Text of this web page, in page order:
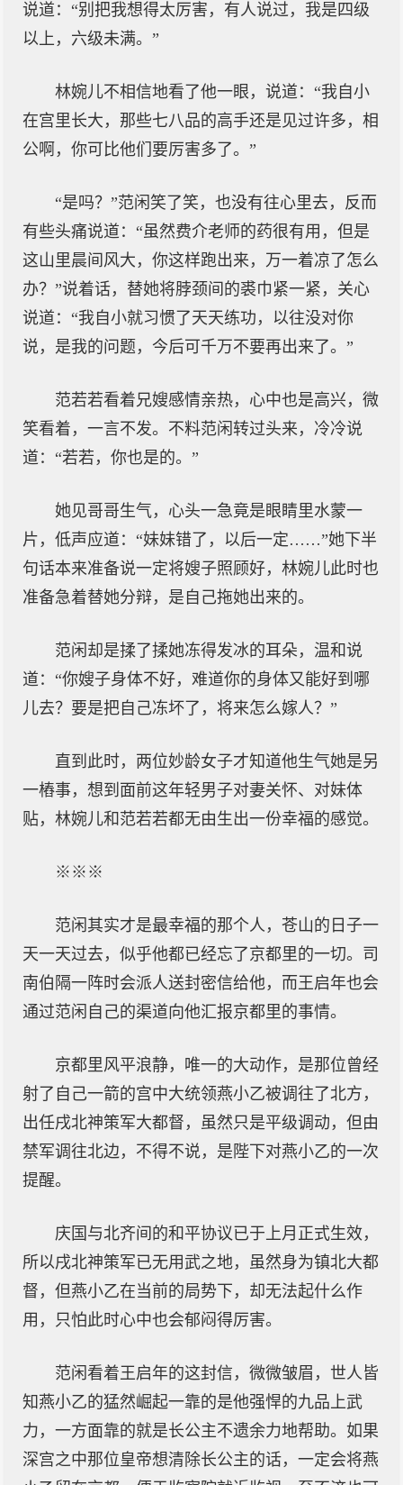
说道：“别把我想得太厉害，有人说过，我是四级
以上，六级未满。”
林婉儿不相信地看了他一眼，说道：“我自小
在宫里长大，那些七八品的高手还是见过许多，相
公啊，你可比他们要厉害多了。”
“是吗？”范闲笑了笑，也没有往心里去，反而
有些头痛说道：“虽然费介老师的药很有用，但是
这山里晨间风大，你这样跑出来，万一着凉了怎么
办？”说着话，替她将脖颈间的裘巾紧一紧，关心
说道：“我自小就习惯了天天练功，以往没对你
说，是我的问题，今后可千万不要再出来了。”
范若若看着兄嫂感情亲热，心中也是高兴，微
笑看着，一言不发。不料范闲转过头来，冷冷说
道：“若若，你也是的。”
她见哥哥生气，心头一急竟是眼睛里水蒙一
片，低声应道：“妹妹错了，以后一定……”她下半
句话本来准备说一定将嫂子照顾好，林婉儿此时也
准备急着替她分辩，是自己拖她出来的。
范闲却是揉了揉她冻得发冰的耳朵，温和说
道：“你嫂子身体不好，难道你的身体又能好到哪
儿去？要是把自己冻坏了，将来怎么嫁人？”
直到此时，两位妙龄女子才知道他生气她是另
一樁事，想到面前这年轻男子对妻关怀、对妹体
贴，林婉儿和范若若都无由生出一份幸福的感觉。
※※※
范闲其实才是最幸福的那个人，苍山的日子一
天一天过去，似乎他都已经忘了京都里的一切。司
南伯隔一阵时会派人送封密信给他，而王启年也会
通过范闲自己的渠道向他汇报京都里的事情。
京都里风平浪静，唯一的大动作，是那位曾经
射了自己一箭的宫中大统领燕小乙被调往了北方，
出任戌北神策军大都督，虽然只是平级调动，但由
禁军调往北边，不得不说，是陛下对燕小乙的一次
提醒。
庆国与北齐间的和平协议已于上月正式生效，
所以戌北神策军已无用武之地，虽然身为镇北大都
督，但燕小乙在当前的局势下，却无法起什么作
用，只怕此时心中也会郁闷得厉害。
范闲看着王启年的这封信，微微皱眉，世人皆
知燕小乙的猛然崛起一靠的是他强悍的九品上武
力，一方面靠的就是长公主不遗余力地帮助。如果
深宫之中那位皇帝想清除长公主的话，一定会将燕